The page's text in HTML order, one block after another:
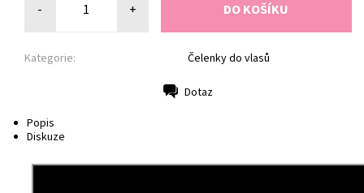
- +
Kategorie: Čelenky do vlasů
Dotaz
Popis
Diskuze